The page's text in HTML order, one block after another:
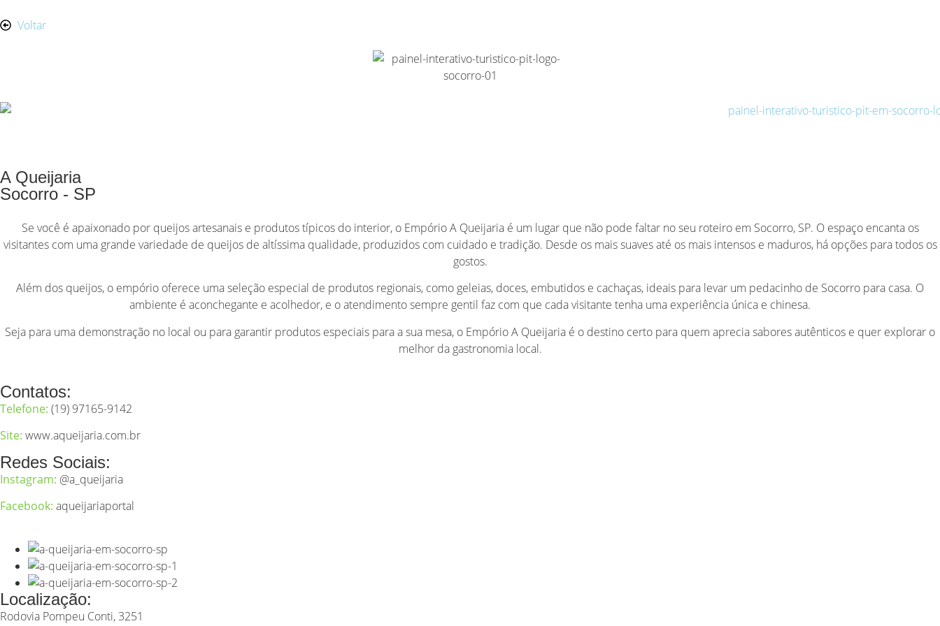
Voltar
A Queijaria
Socorro - SP
Se você é apaixonado por queijos artesanais e produtos típicos do interior, o Empório A Queijaria é um lugar que não pode faltar no seu roteiro em Socorro, SP. O espaço encanta os
visitantes com uma grande variedade de queijos de altíssima qualidade, produzidos com cuidado e tradição. Desde os mais suaves até os mais intensos e maduros, há opções para todos os
gostos.
Além dos queijos, o empório oferece uma seleção especial de produtos regionais, como geleias, doces, embutidos e cachaças, ideais para levar um pedacinho de Socorro para casa. O
ambiente é aconchegante e acolhedor, e o atendimento sempre gentil faz com que cada visitante tenha uma experiência única e chinesa.
Seja para uma demonstração no local ou para garantir produtos especiais para a sua mesa, o Empório A Queijaria é o destino certo para quem aprecia sabores autênticos e quer explorar o
melhor da gastronomia local.
Contatos:
Telefone: (19) 97165-9142
Site: www.aqueijaria.com.br
Redes Sociais:
Instagram: @a_queijaria
Facebook: aqueijariaportal
Localização:
Rodovia Pompeu Conti, 3251